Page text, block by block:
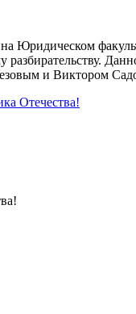
на Юридическом
разбирательству.
и Виктором
Отечества!